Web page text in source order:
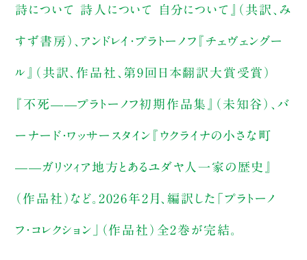
詩について 詩人について 自分について』（共訳、み
すず書房）、アンドレイ・プラトーノフ『チェヴェングー
ル』（共訳、作品社、第9回日本翻訳大賞受賞）
『不死——プラトーノフ初期作品集』（未知谷）、バ
ーナード・ワッサースタイン『ウクライナの小さな町
——ガリツィア地方とあるユダヤ人一家の歴史』
（作品社）など。2026年2月、編訳した「プラトーノ
フ・コレクション」（作品社）全2巻が完結。